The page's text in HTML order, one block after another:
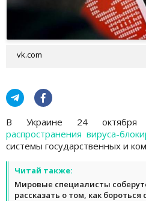
vk.com
В Украине 24
распространения вируса-
системы государственных и
Читай также:
Мировые специалисты
рассказать о том, как бороться